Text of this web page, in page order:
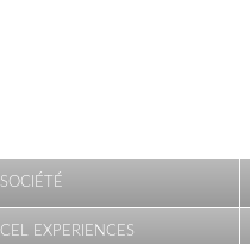
SOCIÉTÉ
CEL EXPERIENCES